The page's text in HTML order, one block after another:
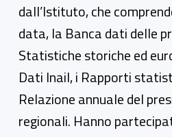
dall’Istituto, che
data, la Banca dati delle
Statistiche storiche ed
Dati Inail, i Rapporti
Relazione annuale del
regionali. Hanno